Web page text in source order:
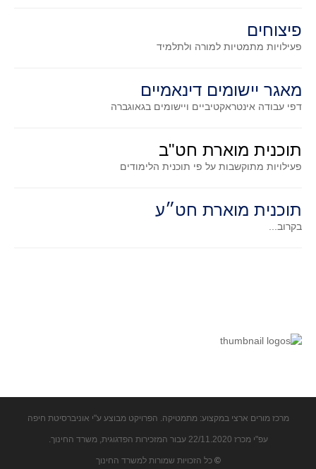
פיצוחים
פעילויות מתמטיות למורה ולתלמיד
מאגר יישומים דינאמיים
דפי עבודה אינטראקטיביים ויישומים בגאוגברה
תוכנית מוארת חט"ב
פעילויות מתוקשבות על פי תוכנית הלימודים
תוכנית מוארת חט״ע
בקרוב...
מרכז מורים ארצי במקצוע: מתמטיקה. הפרויקט מבוצע ע"י אוניברסיטת חיפה
עפ"י מכרז 22/11.2020 עבור המזכירות הפדגוגית, משרד החינוך.
© כל הזכויות שמורות למשרד החינוך